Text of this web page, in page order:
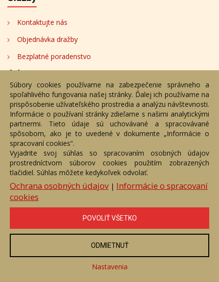
Kontaktujte nás
Objednávka dražby
Bezplatné poradenstvo
Adresa
Nižný Hrušov 333, 094 22, Slovenská republika
+421 905 356 921
+421 905 959 101
dartesro@dartesro.sk
Hlavná stránka Aukčný katalóg
Objednávka dražby
Termíny aukcií
Online Aukcia
DARTE AUKČNÁ SPOLOČNOSŤ s.r.o. © 2007 - 2026
Akékoľvek používanie obrazových a textových súčastí tejto stránky je
podmienené výslovným súhlasom jej vlastníka. Všetky práva sú
vyhradené.
Súbory cookies používame na zabezpečenie správneho a
spoľahlivého fungovania našej stránky. Ďalej ich používame na
prispôsobenie užívateľského prostredia a analýzu návštevnosti.
Informácie o používaní stránky zdieľame s našimi analytickými
partnermi. Tieto údaje sú uchovávané a spracovávané
spôsobom, ako je to uvedené v dokumente „Informácie o
spracovaní cookies“.
Vyjadrite svoj súhlas so spracovaním osobných údajov
prostredníctvom súborov cookies použitím zobrazených
tlačidiel. Súhlas môžete kedykoľvek odvolať.
Ochrana osobných údajov| Informácie o spracovaní
cookies
POVOLIŤ VŠETKO
ODMIETNUŤ
Nastavenia